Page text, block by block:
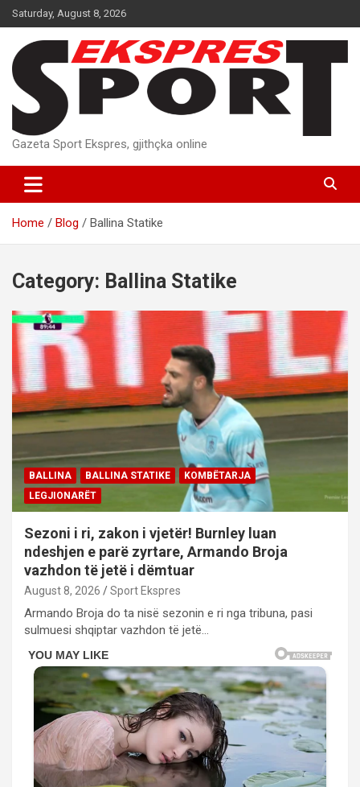
Skip
to
content
Saturday, August 8, 2026
Gazeta Sport Ekspres, gjithçka online
Home Blog Ballina Statike
Category: Ballina Statike
BALLINA BALLINA STATIKE
KOMBËTARJA
LEGJIONARËT
Sezoni i ri, zakon i vjetër! Burnley luan
ndeshjen e parë zyrtare, Armando Broja
vazhdon të jetë i dëmtuar
August 8, 2026 Sport Ekspres
Armando Broja do ta nisë sezonin e ri nga tribuna, pasi
sulmuesi shqiptar vazhdon të jetë…